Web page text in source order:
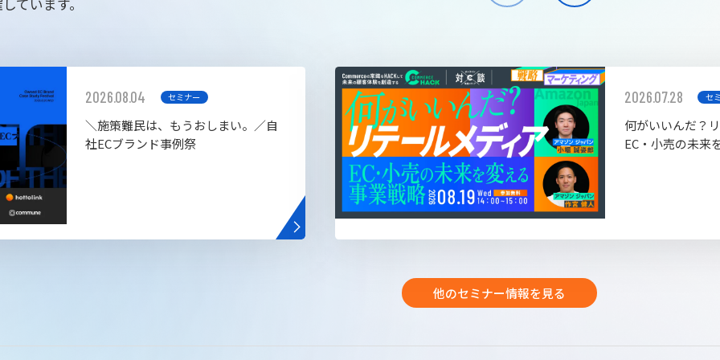
ています。
2026.08.04 セミナー
＼施策難民は、もうおしまい。／自
社ECブランド事例祭
2026.07.28 セ
何がいいんだ？
EC・小売の未来
他のセミナー情報を見る